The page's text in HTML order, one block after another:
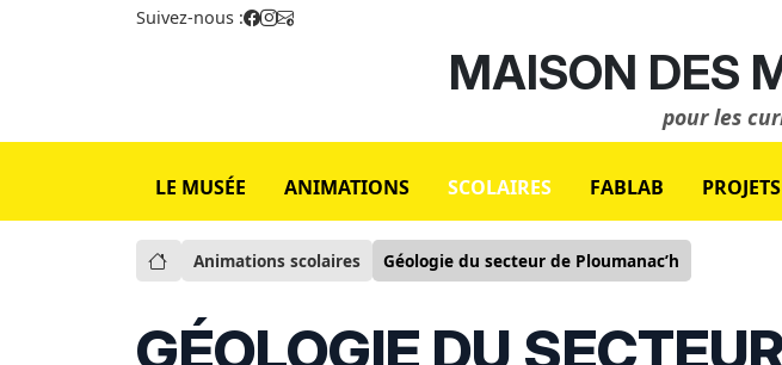
Suivez-nous :
MAISON DES
pour les
LE MUSÉE ANIMATIONS SCOLAIRES FABLAB PROJETS
Animations scolaires Géologie du secteur de Ploumanac’h
GÉOLOGIE DU